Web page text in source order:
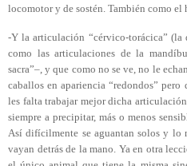
locomotor y de sostén. También como el
-Y la articulación “cérvico-torácica”
como las articulaciones de la
sacra”–, y que como no se ve, no le
caballos en apariencia “redondos” pero
les falta trabajar mejor dicha
siempre a precipitar, más o menos
Así difícilmente se aguantan solos y lo
vayan detrás de la mano. Ya en otra